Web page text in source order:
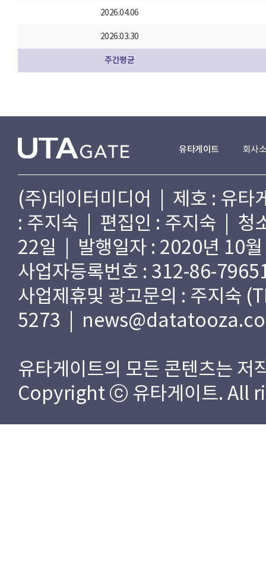
2026.04.06
2026.03.30
주간평균
유타게이트 회사
(주)데이터미디어 | 제호 : 유
: 주지숙 | 편집인 : 주지숙 | 청
22일 | 발행일자 : 2020년 10
사업자등록번호 : 312-86-
사업제휴및 광고문의 : 주지숙
5273 |
유타게이트의 모든 콘텐츠는 저
Copyright ⓒ 유타게이트. All